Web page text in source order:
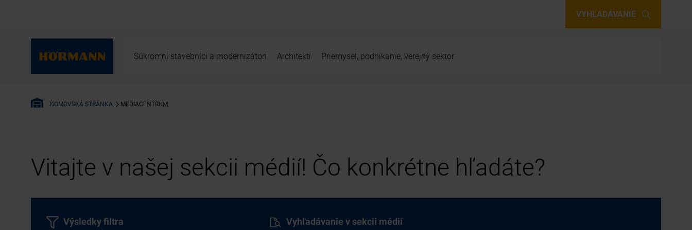
VYHĽADÁVANIE
Súkromní stavebníci a modernizátori Architekti Priemysel, podnikanie, verejný sektor
DOMOVSKÁ STRÁNKA MEDIACENTRUM
Vitajte v našej sekcii médií! Čo konkrétne hľadáte?
Vyhľadávanie v sekcii médií
Výsledky filtra